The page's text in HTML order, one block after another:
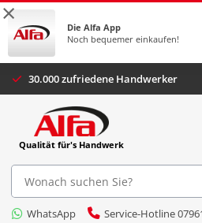
×
Die Alfa App
Noch bequemer einkaufen!
zufriedene Handwerker
Qualität für's Handwerk
WhatsApp Service-Hotline